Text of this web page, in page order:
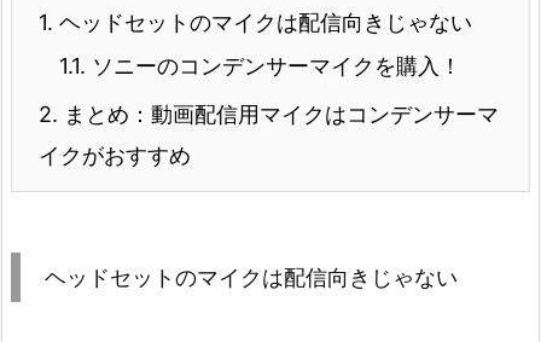
1. ヘッドセットのマイクは配信向きじゃない
1.1. ソニーのコンデンサーマイクを購入！
2. まとめ：動画配信用マイクはコンデンサーマ
イクがおすすめ
ヘッドセットのマイクは配信向きじゃない